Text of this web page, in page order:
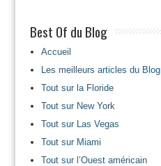
Best Of du Blog
Accueil
Les meilleurs articles du Blog
Tout sur la Floride
Tout sur New York
Tout sur Las Vegas
Tout sur Miami
Tout sur l’Ouest américain